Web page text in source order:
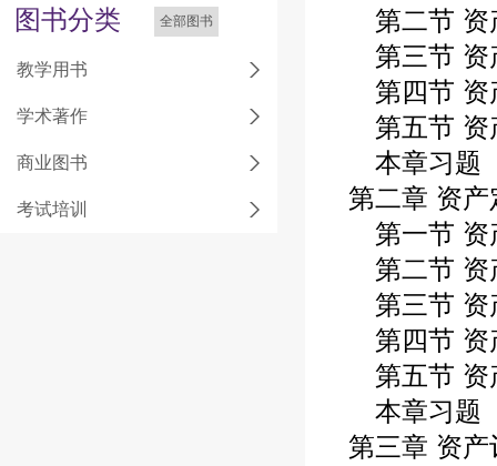
图书分类 全部图书
教学用书
学术著作
商业图书
考试培训
第二节 资
第三节 资
第四节 资
第五节 资
本章习题
第二章 资产
第一节 资
第二节 资
第三节 资
第四节 资
第五节 资
本章习题
第三章 资产